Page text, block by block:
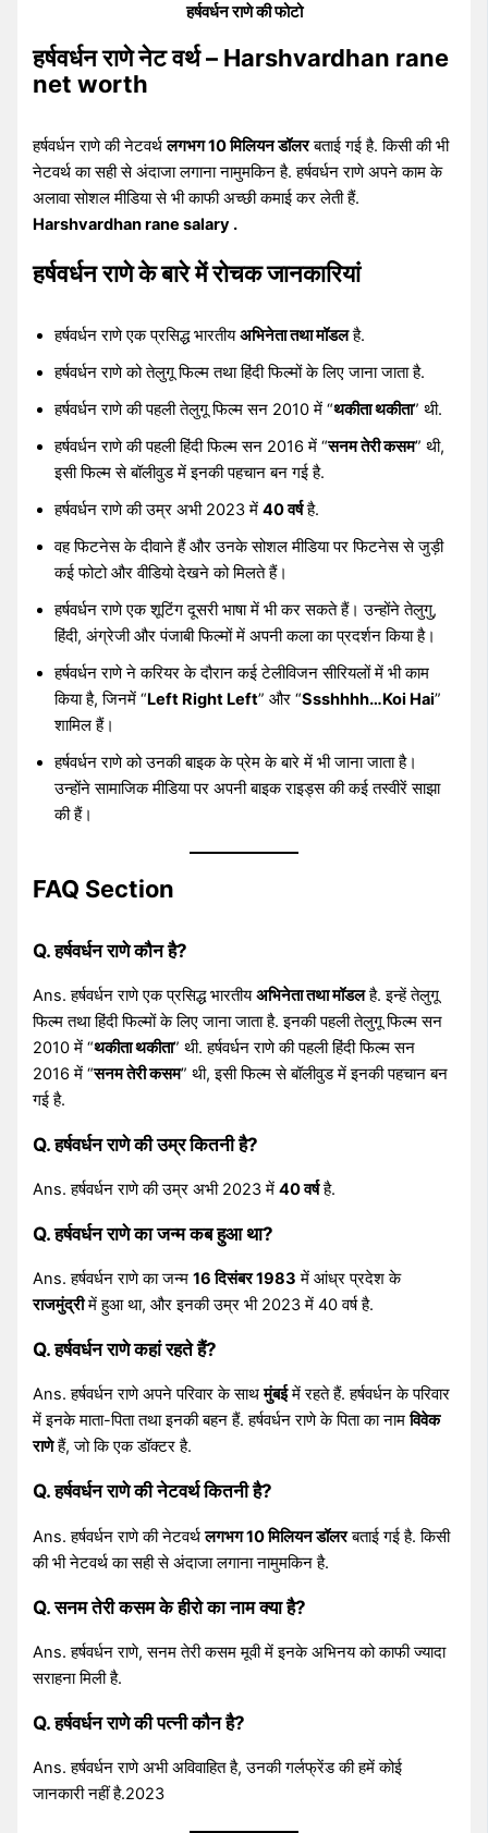
हर्षवर्धन राणे की फोटो
हर्षवर्धन राणे नेट वर्थ – Harshvardhan rane
net worth
हर्षवर्धन राणे की नेटवर्थलगभग 10 मिलियन डॉलरबताई गई है. किसी की भी
नेटवर्थ का सही से अंदाजा लगाना नामुमकिन है. हर्षवर्धन राणे अपने काम के
अलावा सोशल मीडिया से भी काफी अच्छी कमाई कर लेती हैं.
Harshvardhan rane salary .
हर्षवर्धन राणे के बारे में रोचक जानकारियां
हर्षवर्धन राणे एक प्रसिद्ध भारतीयअभिनेता तथा मॉडलहै.
हर्षवर्धन राणे को तेलुगू फिल्म तथा हिंदी फिल्मों के लिए जाना जाता है.
हर्षवर्धन राणे की पहली तेलुगू फिल्म सन 2010 में “थकीता थकीता” थी.
हर्षवर्धन राणे की पहली हिंदी फिल्म सन 2016 में “सनम तेरी कसम” थी,
इसी फिल्म से बॉलीवुड में इनकी पहचान बन गई है.
हर्षवर्धन राणे की उम्र अभी 2023 में40 वर्षहै.
वह फिटनेस के दीवाने हैं और उनके सोशल मीडिया पर फिटनेस से जुड़ी
कई फोटो और वीडियो देखने को मिलते हैं।
हर्षवर्धन राणे एक शूटिंग दूसरी भाषा में भी कर सकते हैं। उन्होंने तेलुगु,
हिंदी, अंग्रेजी और पंजाबी फिल्मों में अपनी कला का प्रदर्शन किया है।
हर्षवर्धन राणे ने करियर के दौरान कई टेलीविजन सीरियलों में भी काम
किया है, जिनमें “Left Right Left” और “Ssshhhh…Koi Hai”
शामिल हैं।
हर्षवर्धन राणे को उनकी बाइक के प्रेम के बारे में भी जाना जाता है।
उन्होंने सामाजिक मीडिया पर अपनी बाइक राइड्स की कई तस्वीरें साझा
की हैं।
FAQ Section
Q. हर्षवर्धन राणे कौन है?
Ans. हर्षवर्धन राणे एक प्रसिद्ध भारतीयअभिनेता तथा मॉडलहै. इन्हें तेलुगू
फिल्म तथा हिंदी फिल्मों के लिए जाना जाता है. इनकी पहली तेलुगू फिल्म सन
2010 में “थकीता थकीता” थी. हर्षवर्धन राणे की पहली हिंदी फिल्म सन
2016 में “सनम तेरी कसम” थी, इसी फिल्म से बॉलीवुड में इनकी पहचान बन
गई है.
Q. हर्षवर्धन राणे की उम्र कितनी है?
Ans. हर्षवर्धन राणे की उम्र अभी 2023 में40 वर्षहै.
Q. हर्षवर्धन राणे का जन्म कब हुआ था?
Ans. हर्षवर्धन राणे का जन्म16 दिसंबर 1983 में आंध्र प्रदेश के
राजमुंद्रीमें हुआ था, और इनकी उम्र भी 2023 में 40 वर्ष है.
Q. हर्षवर्धन राणे कहां रहते हैं?
Ans. हर्षवर्धन राणे अपने परिवार के साथमुंबईमें रहते हैं. हर्षवर्धन के परिवार
में इनके माता-पिता तथा इनकी बहन हैं. हर्षवर्धन राणे के पिता का नामविवेक
राणेहैं, जो कि एक डॉक्टर है.
Q. हर्षवर्धन राणे की नेटवर्थ कितनी है?
Ans. हर्षवर्धन राणे की नेटवर्थलगभग 10 मिलियन डॉलरबताई गई है. किसी
की भी नेटवर्थ का सही से अंदाजा लगाना नामुमकिन है.
Q. सनम तेरी कसम के हीरो का नाम क्या है?
Ans. हर्षवर्धन राणे, सनम तेरी कसम मूवी में इनके अभिनय को काफी ज्यादा
सराहना मिली है.
Q. हर्षवर्धन राणे की पत्नी कौन है?
Ans. हर्षवर्धन राणे अभी अविवाहित है, उनकी गर्लफ्रेंड की हमें कोई
जानकारी नहीं है.2023